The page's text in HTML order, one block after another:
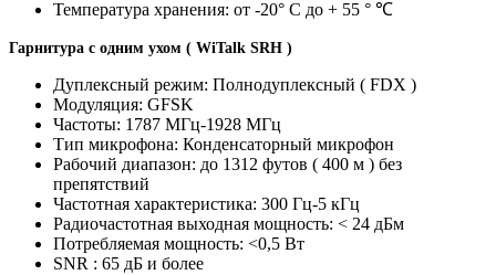
Температура хранения: от -20° C до + 55 ° ℃
Гарнитура с одним ухом ( WiTalk SRH )
Дуплексный режим: Полнодуплексный ( FDX )
Модуляция: GFSK
Частоты: 1787 МГц-1928 МГц
Тип микрофона: Конденсаторный микрофон
Рабочий диапазон: до 1312 футов ( 400 м ) без
препятствий
Частотная характеристика: 300 Гц-5 кГц
Радиочастотная выходная мощность: < 24 дБм
Потребляемая мощность: <0,5 Вт
SNR : 65 дБ и более